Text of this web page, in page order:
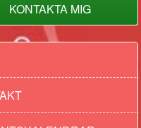
KONTAKTA MIG